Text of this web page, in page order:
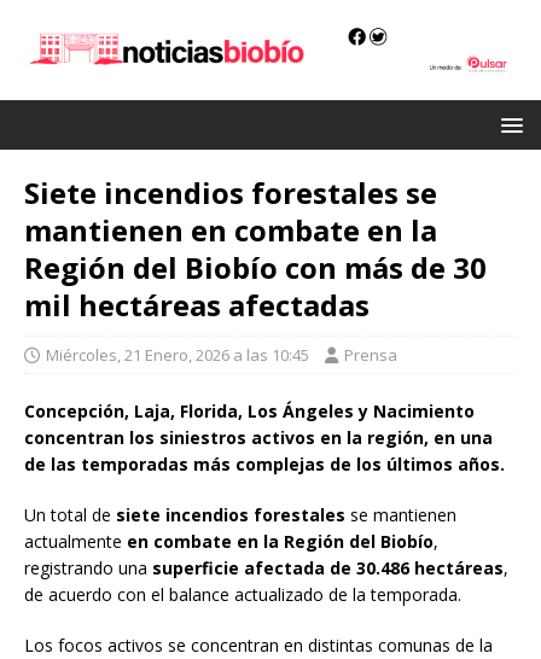
Siete incendios forestales se
mantienen en combate en la
Región del Biobío con más de 30
mil hectáreas afectadas
Miércoles, 21 Enero, 2026 a las 10:45 Prensa
Concepción, Laja, Florida, Los Ángeles y Nacimiento
concentran los siniestros activos en la región, en una
de las temporadas más complejas de los últimos años.
Un total de siete incendios forestales se mantienen
actualmente en combate en la Región del Biobío,
registrando una superficie afectada de 30.486 hectáreas,
de acuerdo con el balance actualizado de la temporada.
Los focos activos se concentran en distintas comunas de la